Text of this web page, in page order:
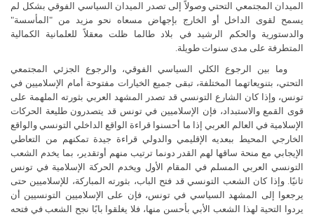
الميدان المجتمعي التحتي وصولاً إلى تصدر الميدان السياسي الفوقي بشكل لم
يسمح لقوى الداخل أو الخارج بإجهاض مسعاه نحو مزيد من "المأسسة"
والدستورية والحكم الرشيد في بلاد طالما ظلت معقلاً للعلمانية الكمالية
المتطرفة على مدى سنوات طويلة.
وما بين الرجوع الكلي السياسي الفوقي، والرجوع الجزئي المجتمعي
التحتي، بتنويعاتهما المختلفة، تبقى جميع الخيارات مفتوحة أمام الإسلاميين في
تونس، وإذا كان الشارع التونسي قد تصدر المشهد العربي بثورته الملهمة على
قوى القمع والاستبداد، فإن الإسلاميين في تونس قد يتصدرون طليعة الحركات
الإسلامية في العالم العربي إذا ما أحسنوا قراءة الواقع الداخلي التونسي والواقع
الخارجي المحيط ببعديه الإقليمي والدولي قراءة جيدة تمكنهم من التعاطي
الإيجابي مع منحة ساقها لهم القدر دونما ترتيب منهم أوتقدير، بما يخدم الشعب
التونسي العربي المسلم في المقام الأول ويخدم الحركة الإسلامية في تونس
ثانيًا. وإذا كان الشعب التونسي قد فتح الباب، بثورته المباركة، للإسلاميين حتى
يرجعوا إلى المشهد السياسي في تونس، فإن على الإسلاميين التونسيين أن
يردوا التحية لهذا الشعب الأبي بأحسن منها، فلا يغلقوا بابًا نجح الشعب في فتحه